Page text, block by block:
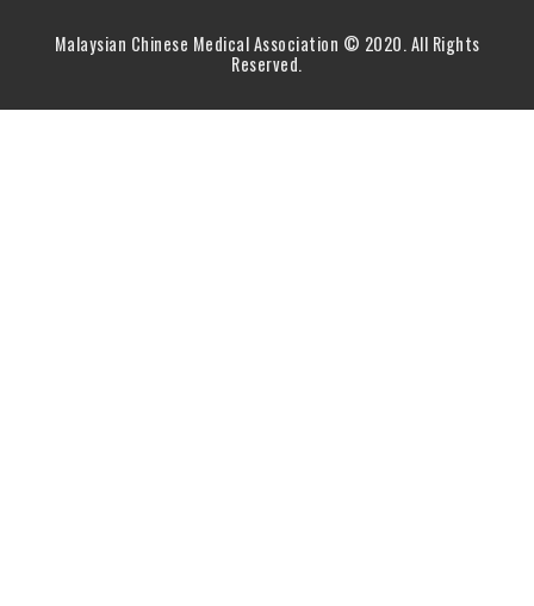
Malaysian Chinese Medical Association © 2020. All Rights
Reserved.